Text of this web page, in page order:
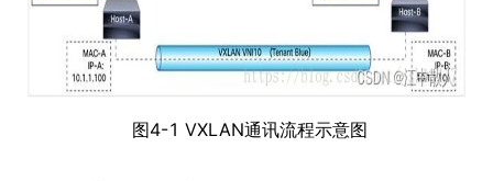
图4-1 VXLAN通讯流程示意图